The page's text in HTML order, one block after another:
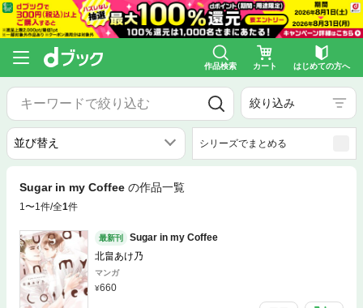
作品検索 カート はじめての方へ
絞り込み
シリーズでまとめる
Sugar in my Coffee の作品一覧
1〜1件/全1件
最新刊
Sugar in my Coffee
北畠あけ乃
マンガ
660